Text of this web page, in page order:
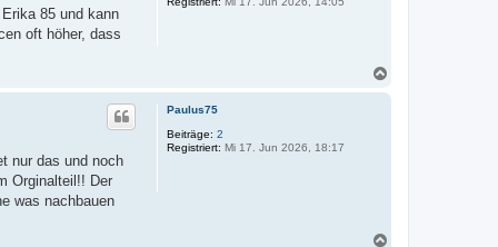
85 und kann
oft höher, dass
Paulus75
Beiträge: 2
Registriert: Mi 17. Jun 2026, 18:17
nur das und noch
Orginalteil!! Der
was nachbauen